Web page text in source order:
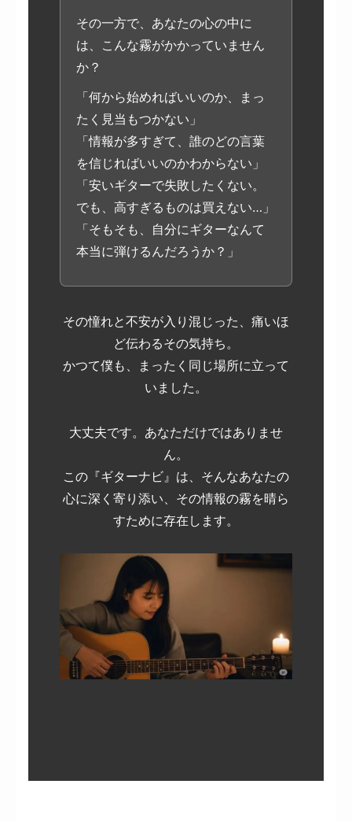
その一方で、あなたの心の中に
は、こんな霧がかかっていません
か？
「何から始めればいいのか、まっ
たく見当もつかない」
「情報が多すぎて、誰のどの言葉
を信じればいいのかわからない」
「安いギターで失敗したくない。
でも、高すぎるものは買えない…」
「そもそも、自分にギターなんて
本当に弾けるんだろうか？」
その憧れと不安が入り混じった、痛いほ
ど伝わるその気持ち。
かつて僕も、まったく同じ場所に立って
いました。
大丈夫です。あなただけではありませ
ん。
この『ギターナビ』は、そんなあなたの
心に深く寄り添い、その情報の霧を晴ら
すために存在します。